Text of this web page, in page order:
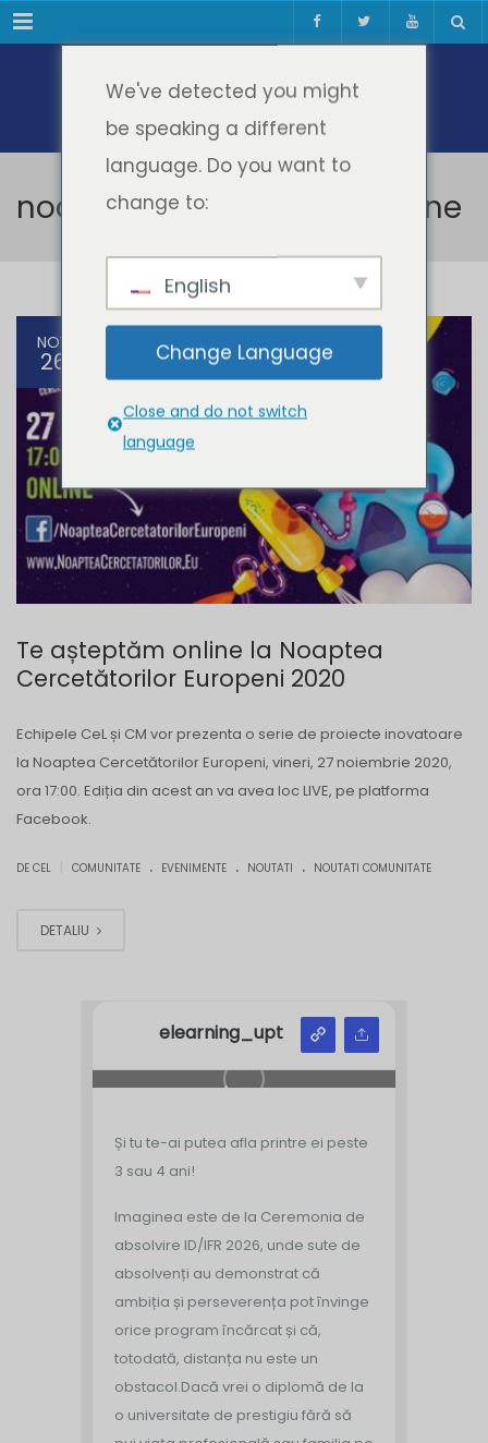
Meniul
noaptea cercetatorilor online
NOV
26
Te așteptăm online la Noaptea
Cercetătorilor Europeni 2020
Echipele CeL și CM vor prezenta o serie de proiecte inovatoare
la Noaptea Cercetătorilor Europeni, vineri, 27 noiembrie 2020,
ora 17:00. Ediția din acest an va avea loc LIVE, pe platforma
Facebook.
DE CEL COMUNITATE . EVENIMENTE . NOUTATI . NOUTATI COMUNITATE
DETALIU
elearning_upt
Și tu te-ai putea afla printre ei peste
3 sau 4 ani!
Imaginea este de la Ceremonia de
absolvire ID/IFR 2026, unde sute de
absolvenți au demonstrat că
ambiția și perseverența pot învinge
orice program încărcat și că,
totodată, distanța nu este un
obstacol.Dacă vrei o diplomă de la
o universitate de prestigiu fără să
We've detected you might
be speaking a different
language. Do you want to
change to:
English
Change Language
Close and do not switch
language